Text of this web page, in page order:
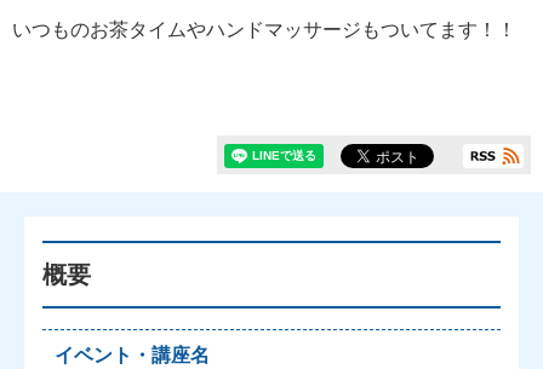
いつものお茶タイムやハンドマッサージもついてます！！
概要
イベント・講座名